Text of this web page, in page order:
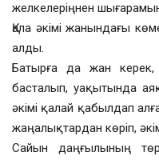
желкелеріңнен
Қала әкімі жанындағы
алды.
Батырға да жан
басталып, уақытында
әкімі қалай қабылдап
жаңалықтардан көріп,
Сайын даңғылының